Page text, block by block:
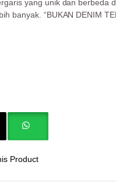
yang unik dan berbeda
banyak. “BUKAN DENIM
Product